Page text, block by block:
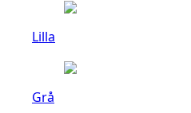
Lilla
Grå